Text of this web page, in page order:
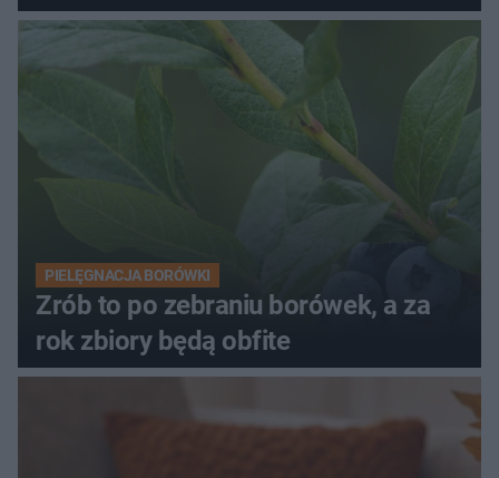
PIELĘGNACJA BORÓWKI
Zrób to po zebraniu borówek, a za
rok zbiory będą obfite